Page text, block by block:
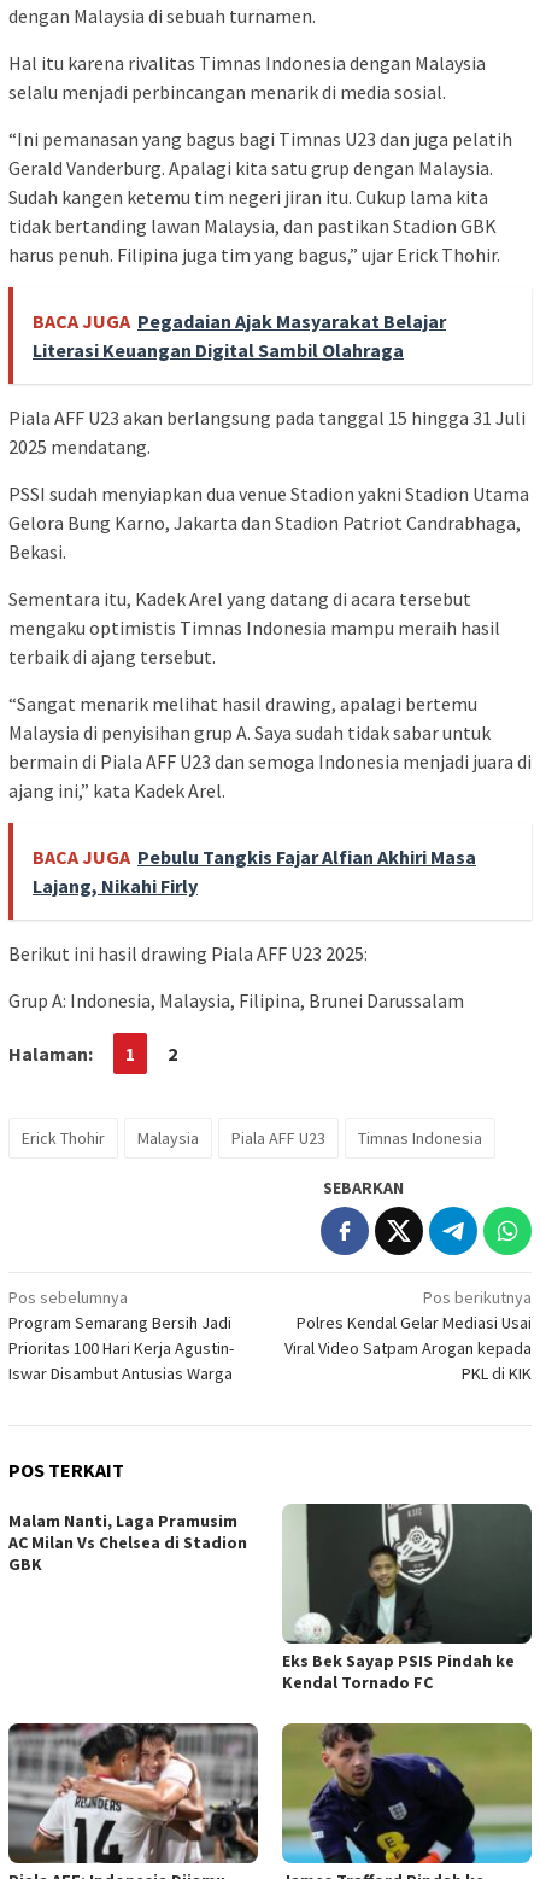
dengan Malaysia di sebuah turnamen.
Hal itu karena rivalitas Timnas Indonesia dengan Malaysia
selalu menjadi perbincangan menarik di media sosial.
“Ini pemanasan yang bagus bagi Timnas U23 dan juga pelatih
Gerald Vanderburg. Apalagi kita satu grup dengan Malaysia.
Sudah kangen ketemu tim negeri jiran itu. Cukup lama kita
tidak bertanding lawan Malaysia, dan pastikan Stadion GBK
harus penuh. Filipina juga tim yang bagus,” ujar Erick Thohir.
BACA JUGA Pegadaian Ajak Masyarakat Belajar
Literasi Keuangan Digital Sambil Olahraga
Piala AFF U23 akan berlangsung pada tanggal 15 hingga 31 Juli
2025 mendatang.
PSSI sudah menyiapkan dua venue Stadion yakni Stadion Utama
Gelora Bung Karno, Jakarta dan Stadion Patriot Candrabhaga,
Bekasi.
Sementara itu, Kadek Arel yang datang di acara tersebut
mengaku optimistis Timnas Indonesia mampu meraih hasil
terbaik di ajang tersebut.
“Sangat menarik melihat hasil drawing, apalagi bertemu
Malaysia di penyisihan grup A. Saya sudah tidak sabar untuk
bermain di Piala AFF U23 dan semoga Indonesia menjadi juara di
ajang ini,” kata Kadek Arel.
BACA JUGA Pebulu Tangkis Fajar Alfian Akhiri Masa
Lajang, Nikahi Firly
Berikut ini hasil drawing Piala AFF U23 2025:
Grup A: Indonesia, Malaysia, Filipina, Brunei Darussalam
Halaman: 1 2
Erick Thohir Malaysia Piala AFF U23 Timnas Indonesia
SEBARKAN
Navigasi
pos
Pos sebelumnya
Program Semarang Bersih Jadi
Prioritas 100 Hari Kerja Agustin-
Iswar Disambut Antusias Warga
Pos berikutnya
Polres Kendal Gelar Mediasi Usai
Viral Video Satpam Arogan kepada
PKL di KIK
POS TERKAIT
Malam Nanti, Laga Pramusim
AC Milan Vs Chelsea di Stadion
GBK
Eks Bek Sayap PSIS Pindah ke
Kendal Tornado FC